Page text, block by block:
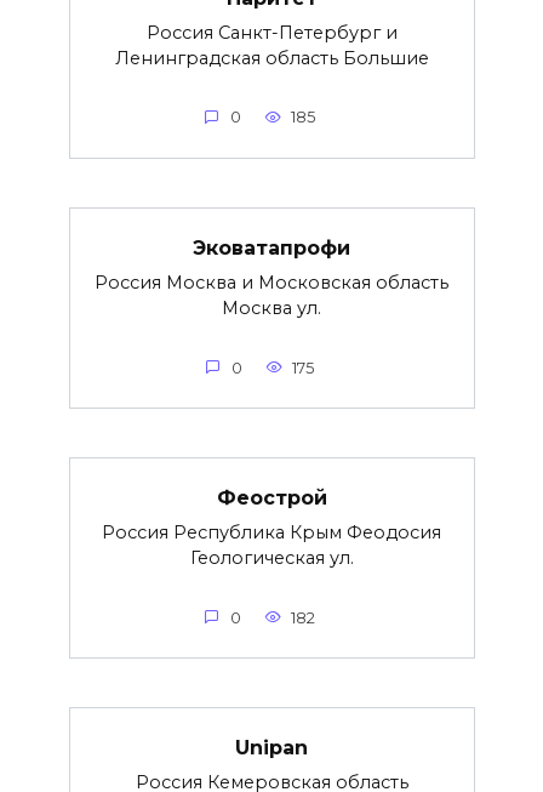
Россия Санкт-Петербург и
Ленинградская область Большие
0 185
Эковатапрофи
Россия Москва и Московская область
Москва ул.
0 175
Феострой
Россия Республика Крым Феодосия
Геологическая ул.
0 182
Unipan
Россия Кемеровская область